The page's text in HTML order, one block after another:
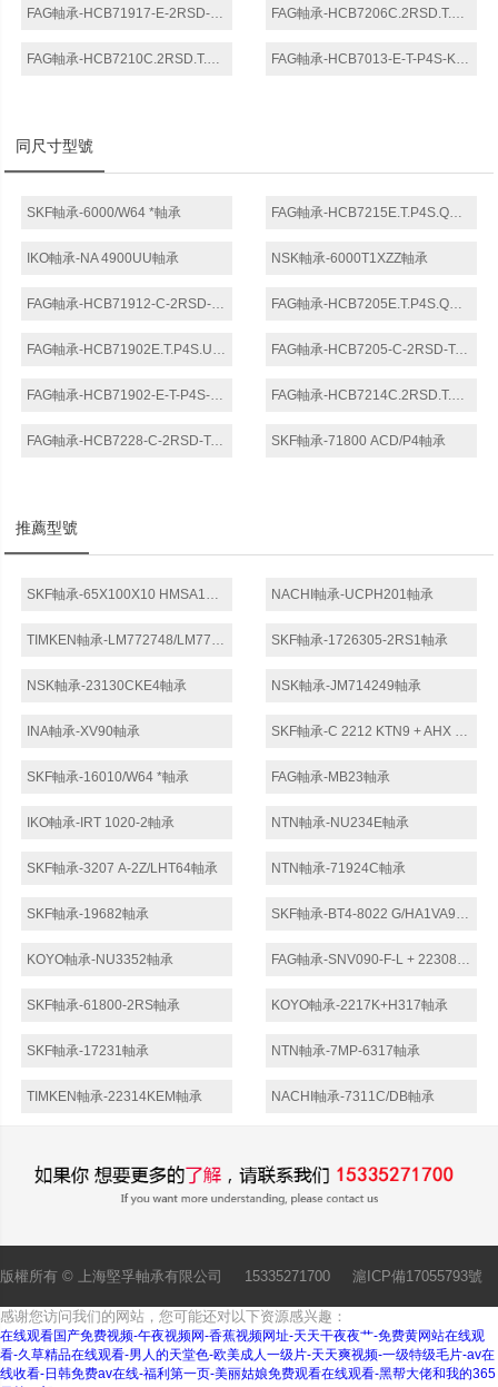
FAG軸承-HCB71917-E-2RSD-T-P4S-UL軸承 FAG軸承-HCB7206C.2RSD.T.P4S.DBL軸承
FAG軸承-HCB7210C.2RSD.T.P4S.DUL軸承 FAG軸承-HCB7013-E-T-P4S-K5-UL軸承
同尺寸型號
SKF軸承-6000/W64 *軸承 FAG軸承-HCB7215E.T.P4S.QBC軸承
IKO軸承-NA 4900UU軸承 NSK軸承-6000T1XZZ軸承
FAG軸承-HCB71912-C-2RSD-T-P4S軸承 FAG軸承-HCB7205E.T.P4S.QBC軸承
FAG軸承-HCB71902E.T.P4S.UL軸承 FAG軸承-HCB7205-C-2RSD-T-P4S-K5-UL軸承
FAG軸承-HCB71902-E-T-P4S-UL軸承 FAG軸承-HCB7214C.2RSD.T.P4S.UL軸承
FAG軸承-HCB7228-C-2RSD-T-P4S-K5-UL軸承 SKF軸承-71800 ACD/P4軸承
推薦型號
SKF軸承-65X100X10 HMSA10 V軸承 NACHI軸承-UCPH201軸承
TIMKEN軸承-LM772748/LM772710軸承 SKF軸承-1726305-2RS1軸承
NSK軸承-23130CKE4軸承 NSK軸承-JM714249軸承
INA軸承-XV90軸承 SKF軸承-C 2212 KTN9 + AHX 312 *軸承
SKF軸承-16010/W64 *軸承 FAG軸承-MB23軸承
IKO軸承-IRT 1020-2軸承 NTN軸承-NU234E軸承
SKF軸承-3207 A-2Z/LHT64軸承 NTN軸承-71924C軸承
SKF軸承-19682軸承 SKF軸承-BT4-8022 G/HA1VA918軸承
KOYO軸承-NU3352軸承 FAG軸承-SNV090-F-L + 22308 + DH308軸承
SKF軸承-61800-2RS軸承 KOYO軸承-2217K+H317軸承
SKF軸承-17231軸承 NTN軸承-7MP-6317軸承
TIMKEN軸承-22314KEM軸承 NACHI軸承-7311C/DB軸承
版權所有 © 上海堅孚軸承有限公司 15335271700 滬ICP備17055793號
感谢您访问我们的网站，您可能还对以下资源感兴趣：
在线观看国产免费视频-午夜视频网-香蕉视频网址-天天干夜夜艹-免费黄网站在线观
看-久草精品在线观看-男人的天堂色-欧美成人一级片-天天爽视频-一级特级毛片-av在
线收看-日韩免费av在线-福利第一页-美丽姑娘免费观看在线观看-黑帮大佬和我的365